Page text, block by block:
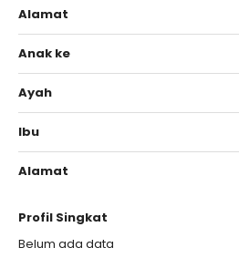
Alamat
Anak ke
Ayah
Ibu
Alamat
Profil Singkat
Belum ada data